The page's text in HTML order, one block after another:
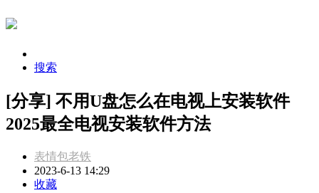
搜索
[分享] 不用U盘怎么在电视上安装软件
2025最全电视安装软件方法
表情包老铁
2023-6-13 14:29
收藏